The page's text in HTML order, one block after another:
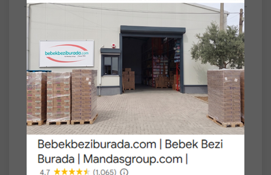
3'lü
Agarta Doğal Erkek Bebek Çocuk Şampuanı
Saç ve Vücut 400 ML (3 Lü Set)
Bebek ve çocukların hassas cilt ve saç yapısı
için geliştirilen şampuan, nazik temizleme
sağlayarak günlük bakım sürecini kolaylaştırır.
Saç ve vücut kullanımına uygun yapısı ile
pratik bir temizlik sunar.